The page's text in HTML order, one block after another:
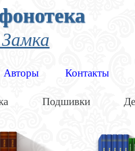
Авторы Контакты
Подшивки